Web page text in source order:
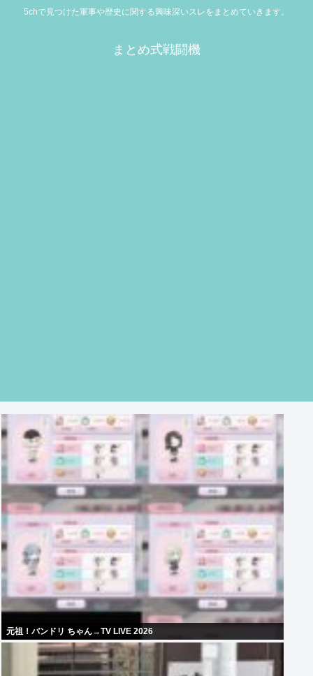
5chで見つけた軍事や歴史に関する興味深いスレをまとめていきます。
まとめ式戦闘機
元祖！バンドリ ちゃん→TV LIVE 2026